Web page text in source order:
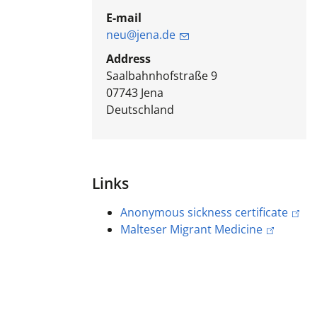
E-mail
neu@jena.de
Address
Saalbahnhofstraße 9
07743 Jena
Deutschland
Links
Anonymous sickness certificate
Malteser Migrant Medicine